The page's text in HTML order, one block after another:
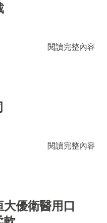
閱讀完整內容
閱讀完整內容
大優衛醫用口